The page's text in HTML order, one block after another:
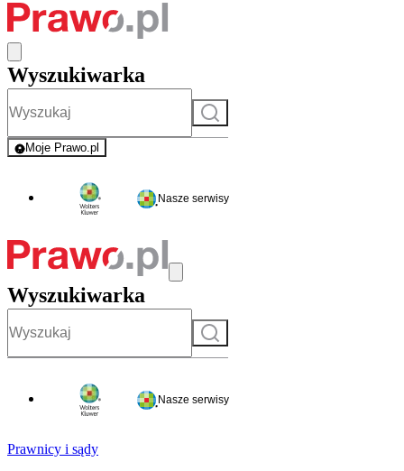
Wyszukiwarka
Szukaj
Moje Prawo.pl
- rejestracja i logowanie do serwisu
Nasze serwisy
Wyszukiwarka
Szukaj
Nasze serwisy
Prawnicy i sądy